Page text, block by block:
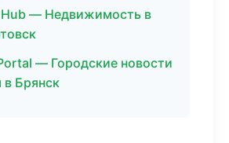
— Недвижимость в
— Городские новости
в Брянск